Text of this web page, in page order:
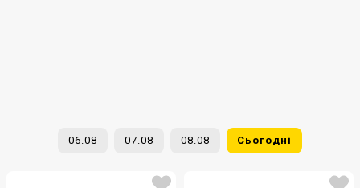
06.08 07.08 08.08 Сьогодні